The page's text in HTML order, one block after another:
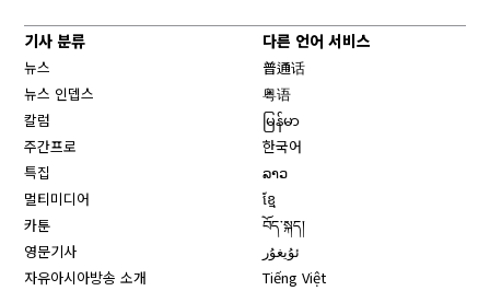
기사 분류
뉴스
뉴스 인뎁스
칼럼
주간프로
특집
멀티미디어
카툰
영문기사
자유아시아방송 소개
다른 언어 서비스
普通话
粤语
မြန်မာ
한국어
ລາວ
ខ្មែ
བོད་སྐད།
ئۇيغۇر
Tiếng Việt